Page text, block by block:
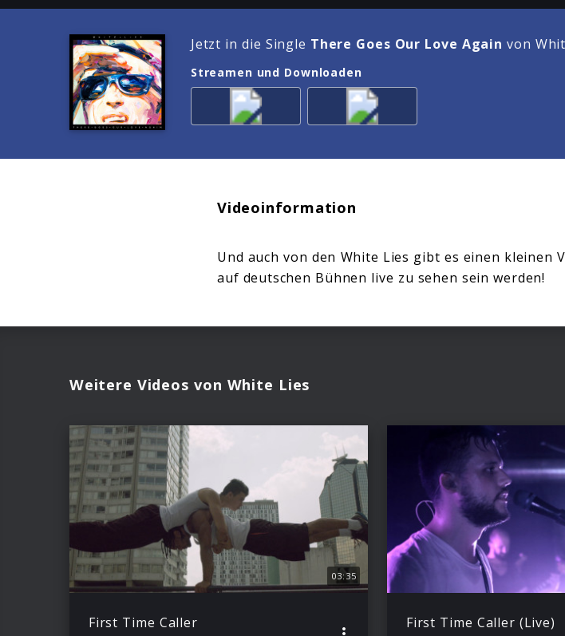
Jetzt in die Single There Goes Our Love Again von
Streamen und Downloaden
Videoinformation
Und auch von den White Lies gibt es einen kleinen
auf deutschen Bühnen live zu sehen sein werden!
Weitere Videos von White Lies
03:35
First Time Caller First Time Caller (Live)